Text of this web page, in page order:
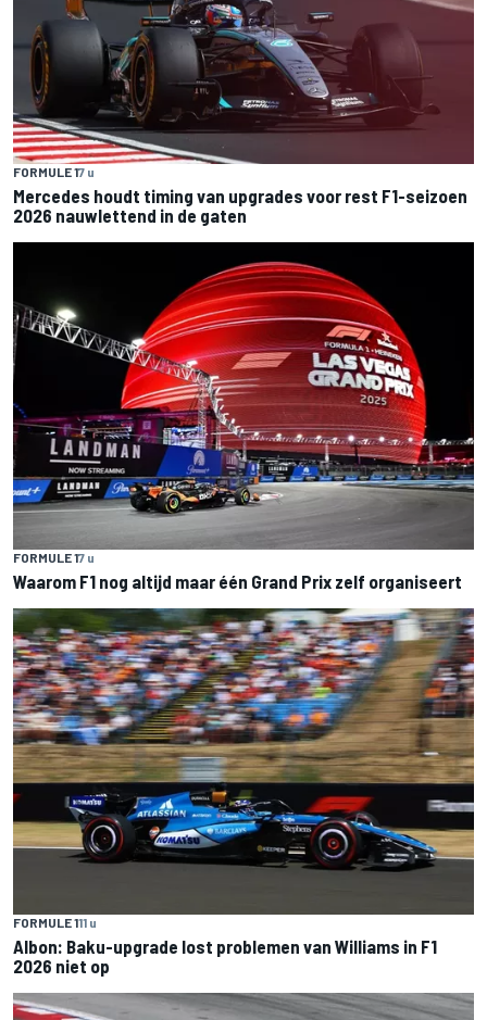
FORMULE 17 u
Mercedes houdt timing van upgrades voor rest F1-seizoen
2026 nauwlettend in de gaten
FORMULE 17 u
Waarom F1 nog altijd maar één Grand Prix zelf organiseert
FORMULE 111 u
Albon: Baku-upgrade lost problemen van Williams in F1
2026 niet op